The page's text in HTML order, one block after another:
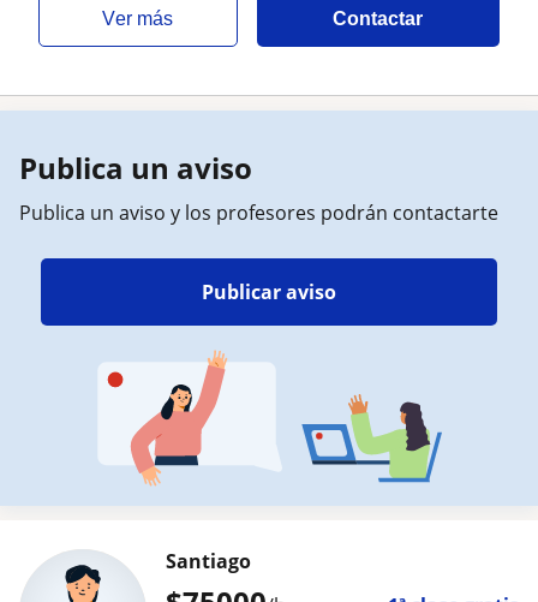
ver más Contactar
Publica un aviso
Publica un aviso y los profesores podrán contactarte
Publicar aviso
Santiago